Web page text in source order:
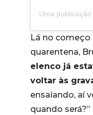
Uma
Lá no começo
quarentena,
elenco já
voltar às
ensaiando, aí
quando será?”